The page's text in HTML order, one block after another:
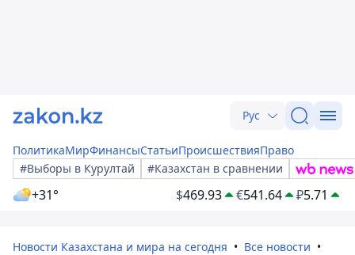
Рус
ПолитикаМирФинансыСтатьиПроисшествияПраво
#Выборы в Курултай
#Казахстан в сравнении
+31° $469.93 €541.64 ₽5.71
Новости Казахстана и мира на сегодня
Все новости